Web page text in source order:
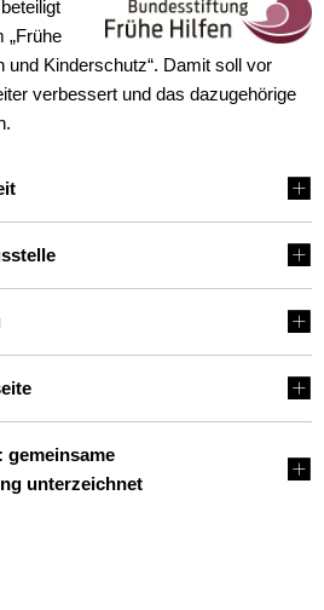
Ratsinformationssystem
Vergabeverfahren
Freizeit und Tourismus
Historisches
Stipendium für
Weitere ehrenamtliche
Kreishaushalt für dieses und
AGATHE-Seniorenberatung
Liegenschaft Ernststraße zu
„Frühe
und Kinderschutz“. Damit soll vor
verbessert und das dazugehörige
gemeinsame
unterzeichnet